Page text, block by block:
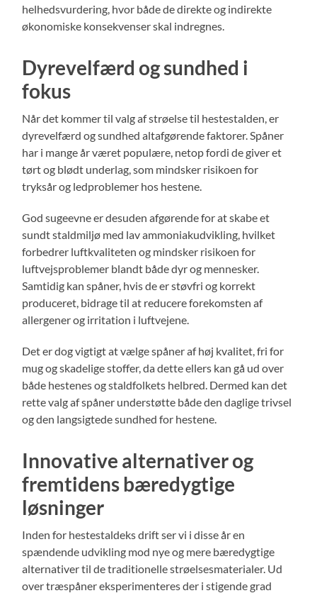
helhedsvurdering, hvor både de direkte og indirekte
økonomiske konsekvenser skal indregnes.
Dyrevelfærd og sundhed i
fokus
Når det kommer til valg af strøelse til hestestalden, er
dyrevelfærd og sundhed altafgørende faktorer. Spåner
har i mange år været populære, netop fordi de giver et
tørt og blødt underlag, som mindsker risikoen for
tryksår og ledproblemer hos hestene.
God sugeevne er desuden afgørende for at skabe et
sundt staldmiljø med lav ammoniakudvikling, hvilket
forbedrer luftkvaliteten og mindsker risikoen for
luftvejsproblemer blandt både dyr og mennesker.
Samtidig kan spåner, hvis de er støvfri og korrekt
produceret, bidrage til at reducere forekomsten af
allergener og irritation i luftvejene.
Det er dog vigtigt at vælge spåner af høj kvalitet, fri for
mug og skadelige stoffer, da dette ellers kan gå ud over
både hestenes og staldfolkets helbred. Dermed kan det
rette valg af spåner understøtte både den daglige trivsel
og den langsigtede sundhed for hestene.
Innovative alternativer og
fremtidens bæredygtige
løsninger
Inden for hestestaldeks drift ser vi i disse år en
spændende udvikling mod nye og mere bæredygtige
alternativer til de traditionelle strøelsesmaterialer. Ud
over træspåner eksperimenteres der i stigende grad